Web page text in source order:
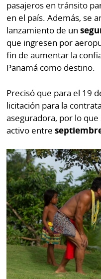
pasajeros en tránsito
en el país. Además, se
lanzamiento de un
que ingresen por
fin de aumentar la
Panamá como destino.
Precisó que para el 19
licitación para la
aseguradora, por lo
activo entre